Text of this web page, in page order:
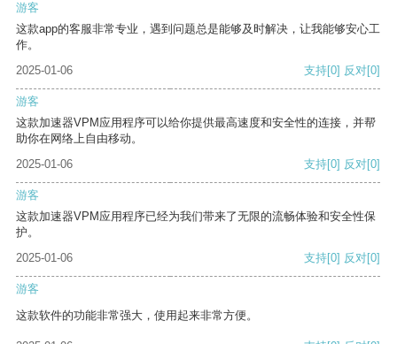
游客
这款app的客服非常专业，遇到问题总是能够及时解决，让我能够安心工
作。
2025-01-06
支持[0] 反对[0]
游客
这款加速器VPM应用程序可以给你提供最高速度和安全性的连接，并帮
助你在网络上自由移动。
2025-01-06
支持[0] 反对[0]
游客
这款加速器VPM应用程序已经为我们带来了无限的流畅体验和安全性保
护。
2025-01-06
支持[0] 反对[0]
游客
这款软件的功能非常强大，使用起来非常方便。